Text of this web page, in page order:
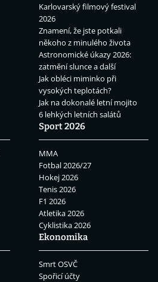
Karlovarský filmový festival
2026
Znamení, že jste potkali
někoho z minulého života
Astronomické úkazy 2026:
zatmění slunce a další
Jak obléci miminko při
vysokých teplotách?
Jak na dokonalé letní mojito
6 lehkých letních salátů
Sport 2026
MMA
Fotbal 2026/27
Hokej 2026
Tenis 2026
F1 2026
Atletika 2026
Cyklistika 2026
Ekonomika
Smrt OSVČ
Spořicí účty